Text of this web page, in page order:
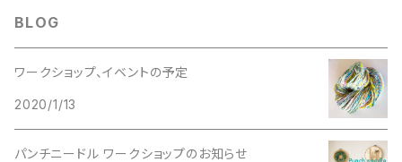
白系
BLOG
ワークショップ、イベントの予定
2020/1/13
パンチニードル ワークショップのお知らせ